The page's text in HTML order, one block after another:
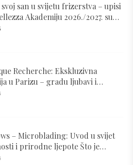
san u svijetu frizerstva – upisi
Akademiju 2026./2027. su
Recherche: Ekskluzivna
u Parizu – gradu ljubavi i
– Microblading: Uvod u svijet
i prirodne ljepote Što je
i zašto je popularan ?